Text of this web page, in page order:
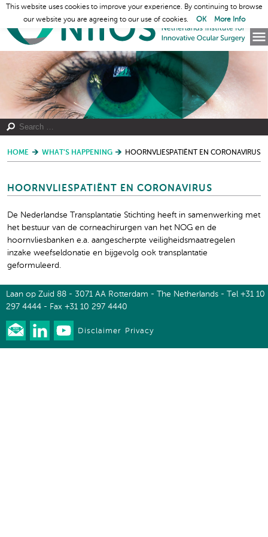
HOME WHAT’S HAPPENING HOORNVLIESPATIËNT EN CORONAVIRUS
HOORNVLIESPATIËNT EN CORONAVIRUS
De Nederlandse Transplantatie Stichting heeft in samenwerking met
het bestuur van de corneachirurgen van het NOG en de
hoornvliesbanken e.a. aangescherpte veiligheidsmaatregelen
inzake weefseldonatie en bijgevolg ook transplantatie
geformuleerd.
Laan op Zuid 88 - 3071 AA Rotterdam - The Netherlands - Tel +31 10
297 4444 - Fax +31 10 297 4440
Disclaimer Privacy
This website uses cookies to improve your experience. By continuing to browse
our website you are agreeing to our use of cookies.
OK More Info